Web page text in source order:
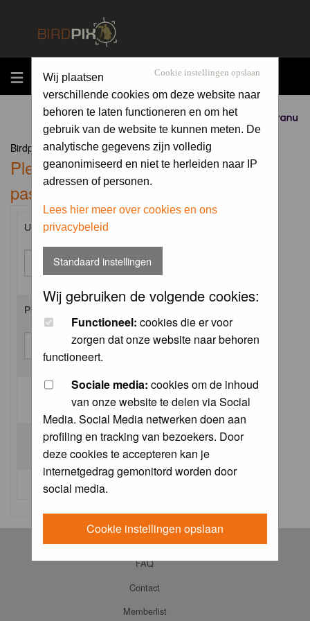
MENU
Sponsored by
Cookie instellingen opslaan
Wij plaatsen
verschillende cookies om deze website naar
behoren te laten functioneren en om het
gebruik van de website te kunnen meten. De
analytische gegevens zijn volledig
geanonimiseerd en niet te herleiden naar IP
adressen of personen.
Lees hier meer over cookies en ons
privacybeleid
Standaard instellingen
Wij gebruiken de volgende cookies:
Functioneel: cookies die er voor
zorgen dat onze website naar behoren
functioneert.
Sociale media: cookies om de inhoud
van onze website te delen via Social
Media. Social Media netwerken doen aan
profiling en tracking van bezoekers. Door
deze cookies te accepteren kan je
internetgedrag gemonitord worden door
social media.
Cookie instellingen opslaan
Birdpix.nl Forum Index
Please enter your username and
password to log in.
Username:
Password:
Log me on automatically each visit:
I forgot my password
FAQ
Contact
Memberlist